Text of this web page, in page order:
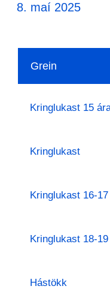
8. maí 2025
Grein
Kringlukast 15
Kringlukast
Kringlukast 16-
Kringlukast 18-
Hástökk